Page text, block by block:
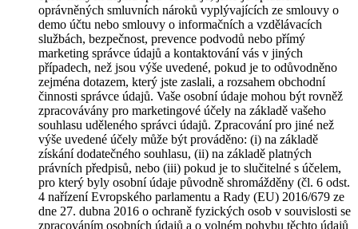
oprávněných smluvních nároků vyplývajících ze smlouvy o
demo účtu nebo smlouvy o informačních a vzdělávacích
službách, bezpečnost, prevence podvodů nebo přímý
marketing správce údajů a kontaktování vás v jiných
případech, než jsou výše uvedené, pokud je to odůvodněno
zejména dotazem, který jste zaslali, a rozsahem obchodní
činnosti správce údajů. Vaše osobní údaje mohou být rovněž
zpracovávány pro marketingové účely na základě vašeho
souhlasu uděleného správci údajů. Zpracování pro jiné než
výše uvedené účely může být prováděno: (i) na základě
získání dodatečného souhlasu, (ii) na základě platných
právních předpisů, nebo (iii) pokud je to slučitelné s účelem,
pro který byly osobní údaje původně shromážděny (čl. 6 odst.
4 nařízení Evropského parlamentu a Rady (EU) 2016/679 ze
dne 27. dubna 2016 o ochraně fyzických osob v souvislosti se
zpracováním osobních údajů a o volném pohybu těchto údajů